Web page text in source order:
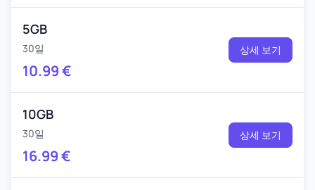
5GB
30일
10.99€
상세 보기
10GB
30일
16.99€
상세 보기